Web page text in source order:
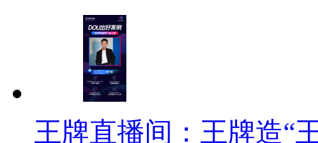
王牌直播间：王牌造“